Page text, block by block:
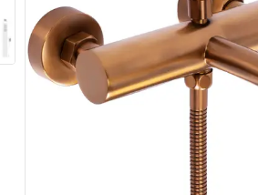
Lavabi
da bagno e schermi vasca